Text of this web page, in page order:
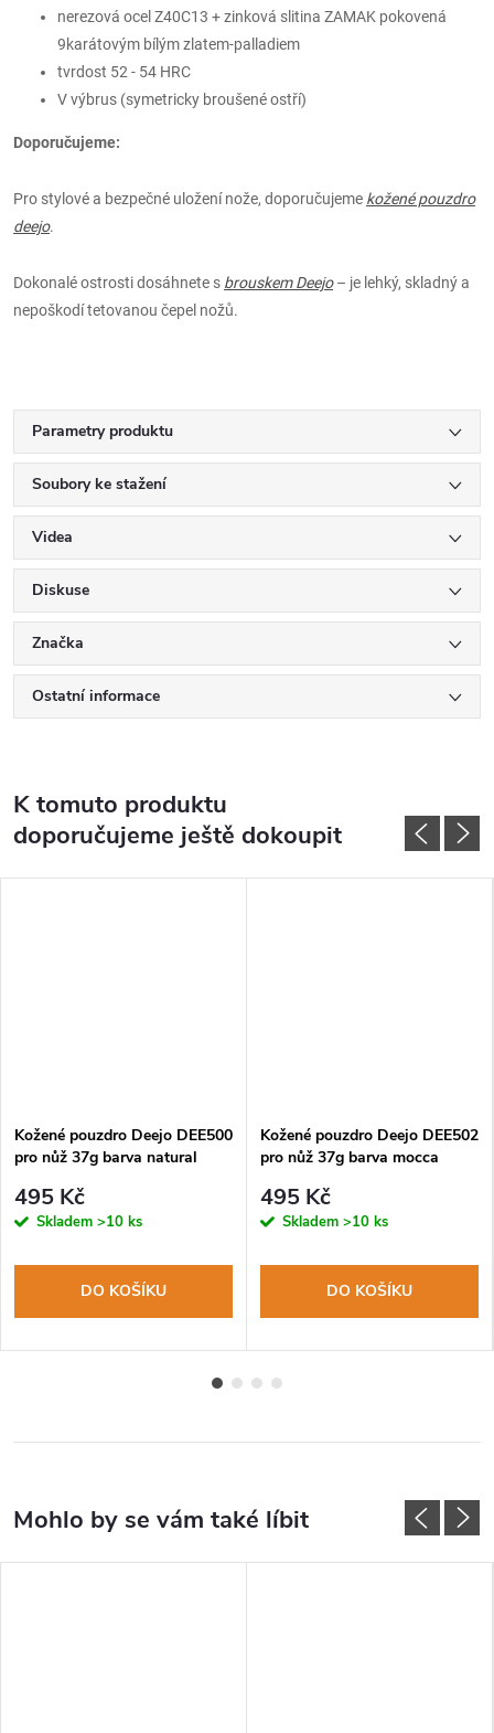
nerezová ocel Z40C13 + zinková slitina ZAMAK pokovená
9karátovým bílým zlatem-palladiem
tvrdost 52 - 54 HRC
V výbrus (symetricky broušené ostří)
Doporučujeme:
Pro stylové a bezpečné uložení nože, doporučujeme kožené pouzdro
deejo.
Dokonalé ostrosti dosáhnete s brouskem Deejo– je lehký, skladný a
nepoškodí tetovanou čepel nožů.
Parametry produktu
Soubory ke stažení
Videa
Diskuse
Značka
Ostatní informace
K tomuto produktu
doporučujeme ještě dokoupit
Kožené pouzdro Deejo DEE500
pro nůž 37g barva natural
495 Kč
Skladem >10 ks
DO KOŠÍKU
Kožené pouzdro Deejo DEE502
pro nůž 37g barva mocca
495 Kč
Skladem >10 ks
DO KOŠÍKU